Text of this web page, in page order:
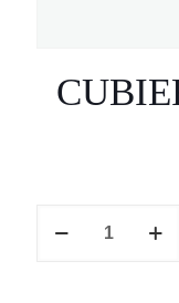
ESTRIADO